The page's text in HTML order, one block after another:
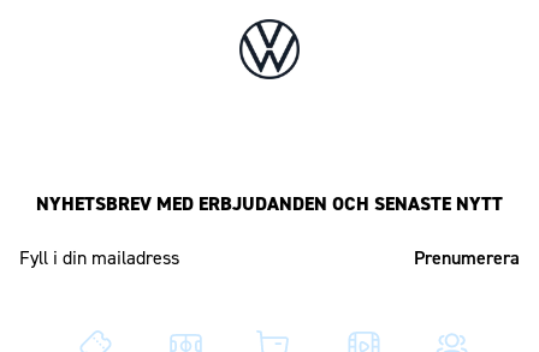
NYHETSBREV MED ERBJUDANDEN OCH SENASTE NYTT